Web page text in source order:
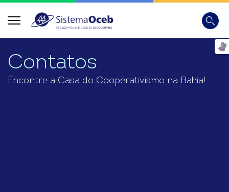
Busca
Contatos
Encontre a Casa do Cooperativismo na Bahia!